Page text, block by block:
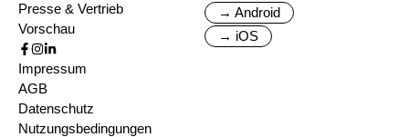
Presse & Vertrieb
Vorschau
→ Android
→ iOS
Impressum
AGB
Datenschutz
Nutzungsbedingungen